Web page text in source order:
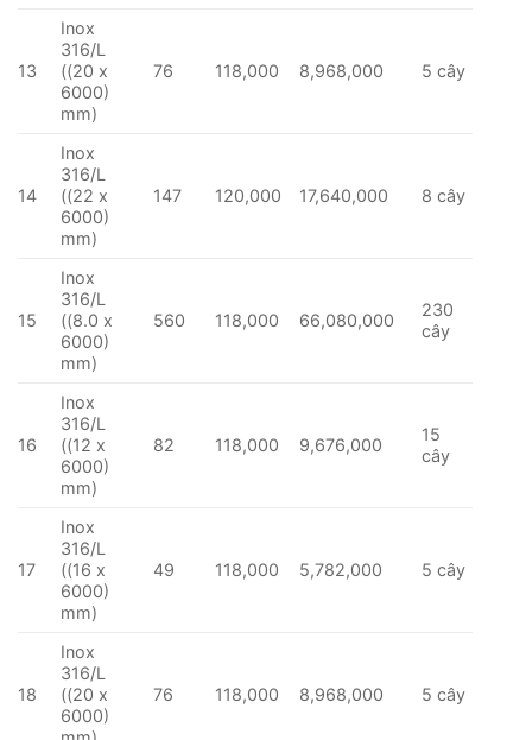
13
Inox
316/L
((20 x
6000)
mm)
76 118,000 8,968,000 5 cây
14
Inox
316/L
((22 x
6000)
mm)
147 120,000 17,640,000 8 cây
15
Inox
316/L
((8.0 x
6000)
mm)
560 118,000 66,080,000
230
cây
16
Inox
316/L
((12 x
6000)
mm)
82 118,000 9,676,000
15
cây
17
Inox
316/L
((16 x
6000)
mm)
49 118,000 5,782,000 5 cây
18
Inox
316/L
((20 x
6000)
76 118,000 8,968,000 5 cây